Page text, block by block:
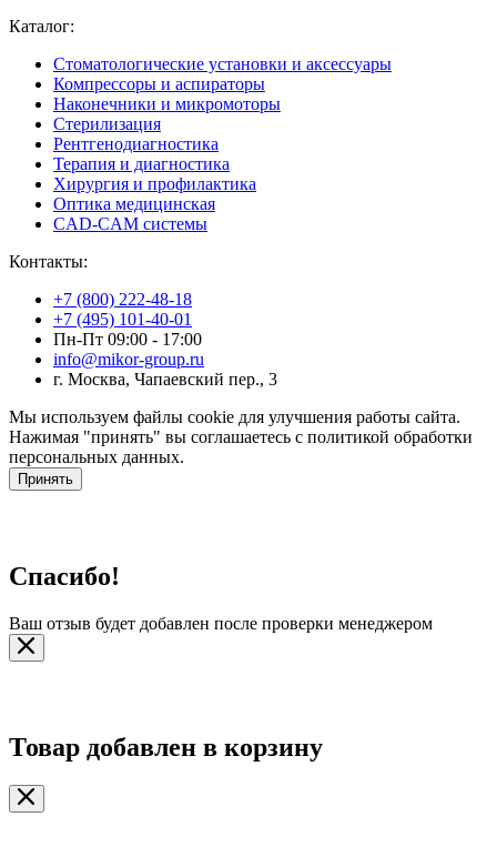
Каталог:
Стоматологические установки и аксессуары
Компрессоры и аспираторы
Наконечники и микромоторы
Стерилизация
Рентгенодиагностика
Терапия и диагностика
Хирургия и профилактика
Оптика медицинская
CAD-CAM системы
Контакты:
+7 (800) 222-48-18
+7 (495) 101-40-01
Пн-Пт 09:00 - 17:00
info@mikor-group.ru
г. Москва, Чапаевский пер., 3
Мы используем файлы cookie для улучшения работы сайта.
Нажимая "принять" вы соглашаетесь с политикой обработки
персональных данных.
Принять
Спасибо!
Ваш отзыв будет добавлен после проверки менеджером
Товар добавлен в корзину